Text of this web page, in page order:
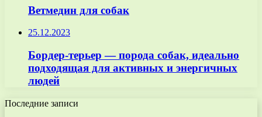
Ветмедин для собак
25.12.2023
Бордер-терьер — порода собак, идеально
подходящая для активных и энергичных
людей
Последние записи